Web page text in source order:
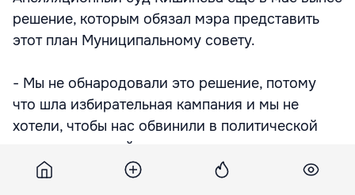
решение, которым обязал мэра представить
этот план Муниципальному совету.
- Мы не обнародовали это решение, потому
что шла избирательная кампания и мы не
хотели, чтобы нас обвинили в политической
поддержке какой-то партии или в том, что за
нами стоят какие-то политические силы, -